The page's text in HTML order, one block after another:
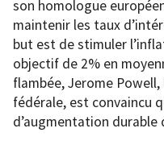
son homologue
maintenir les taux
but est de stimuler
objectif de 2% en
flambée, Jerome
fédérale, est convaincu
d’augmentation durable